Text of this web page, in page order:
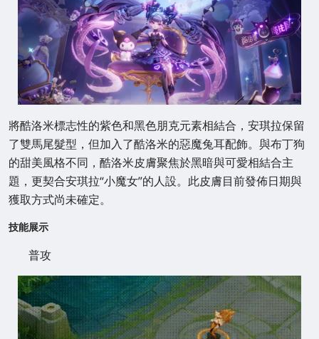
將酷洛米標志性的紫色和黑色朋克元素相結合，安琪拉保留
了雙馬尾髮型，但加入了酷洛米的惡魔兔耳配飾。與布丁狗
的甜美風格不同，酷洛米皮膚聚焦於黑暗與可愛相結合主
題，更契合安琪拉“小魔女”的人設。此皮膚目前發佈日期與
獲取方式尚未確定。
技能展示
普攻